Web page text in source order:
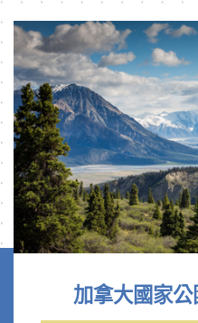
加拿大國家